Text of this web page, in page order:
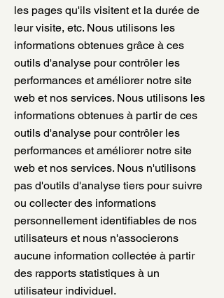
les pages qu'ils visitent et la durée de
leur visite, etc. Nous utilisons les
informations obtenues grâce à ces
outils d'analyse pour contrôler les
performances et améliorer notre site
web et nos services. Nous utilisons les
informations obtenues à partir de ces
outils d'analyse pour contrôler les
performances et améliorer notre site
web et nos services. Nous n'utilisons
pas d'outils d'analyse tiers pour suivre
ou collecter des informations
personnellement identifiables de nos
utilisateurs et nous n'associerons
aucune information collectée à partir
des rapports statistiques à un
utilisateur individuel.